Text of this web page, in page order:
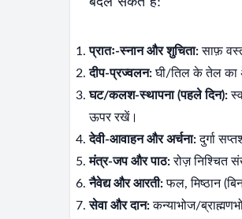
प्रातः-स्नान और शुचिता:साफ़
दीप-प्रज्वलन:घी/तिल के तेल का
घट/कलश-स्थापना (पहले दिन):
ऊपर रखें।
देवी-आवाहन और अर्चना:दुर्गा
मंत्र-जप और पाठ:रोज़ निश्चित
नैवेद्य और आरती:फल, मिष्ठान
सेवा और दान:कन्याभोज/